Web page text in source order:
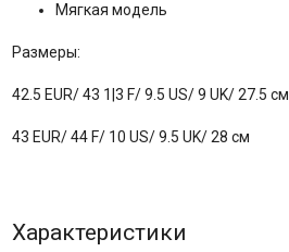
Мягкая модель
Размеры:
42.5 EUR/ 43 1|3 F/ 9.5 US/ 9 UK/ 27.5 см
43 EUR/ 44 F/ 10 US/ 9.5 UK/ 28 см
Характеристики